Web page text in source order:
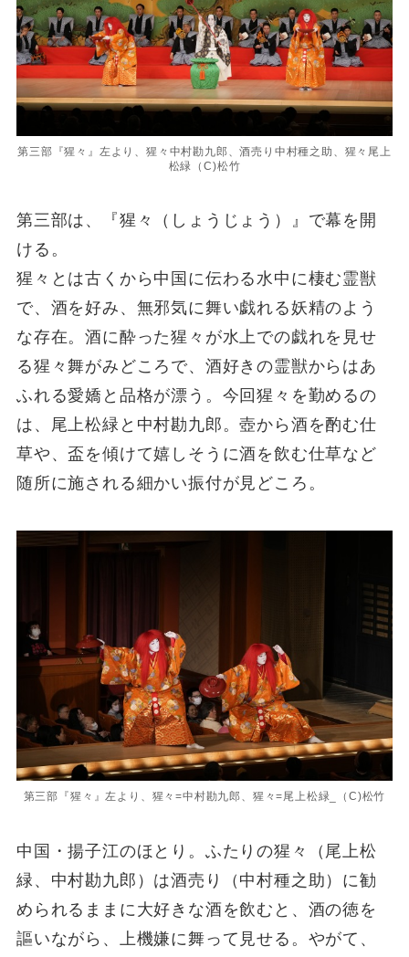
第三部『猩々』左より、猩々中村勘九郎、酒売り中村種之助、猩々尾上
松緑（C)松竹
第三部は、『猩々（しょうじょう）』で幕を開
ける。
猩々とは古くから中国に伝わる水中に棲む霊獣
で、酒を好み、無邪気に舞い戯れる妖精のよう
な存在。酒に酔った猩々が水上での戯れを見せ
る猩々舞がみどころで、酒好きの霊獣からはあ
ふれる愛嬌と品格が漂う。今回猩々を勤めるの
は、尾上松緑と中村勘九郎。壺から酒を酌む仕
草や、盃を傾けて嬉しそうに酒を飲む仕草など
随所に施される細かい振付が見どころ。
第三部『猩々』左より、猩々=中村勘九郎、猩々=尾上松緑_（C)松竹
中国・揚子江のほとり。ふたりの猩々（尾上松
緑、中村勘九郎）は酒売り（中村種之助）に勧
められるままに大好きな酒を飲むと、酒の徳を
謳いながら、上機嫌に舞って見せる。やがて、